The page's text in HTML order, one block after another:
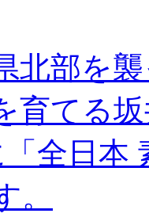
北部を
育てる
全日本
。